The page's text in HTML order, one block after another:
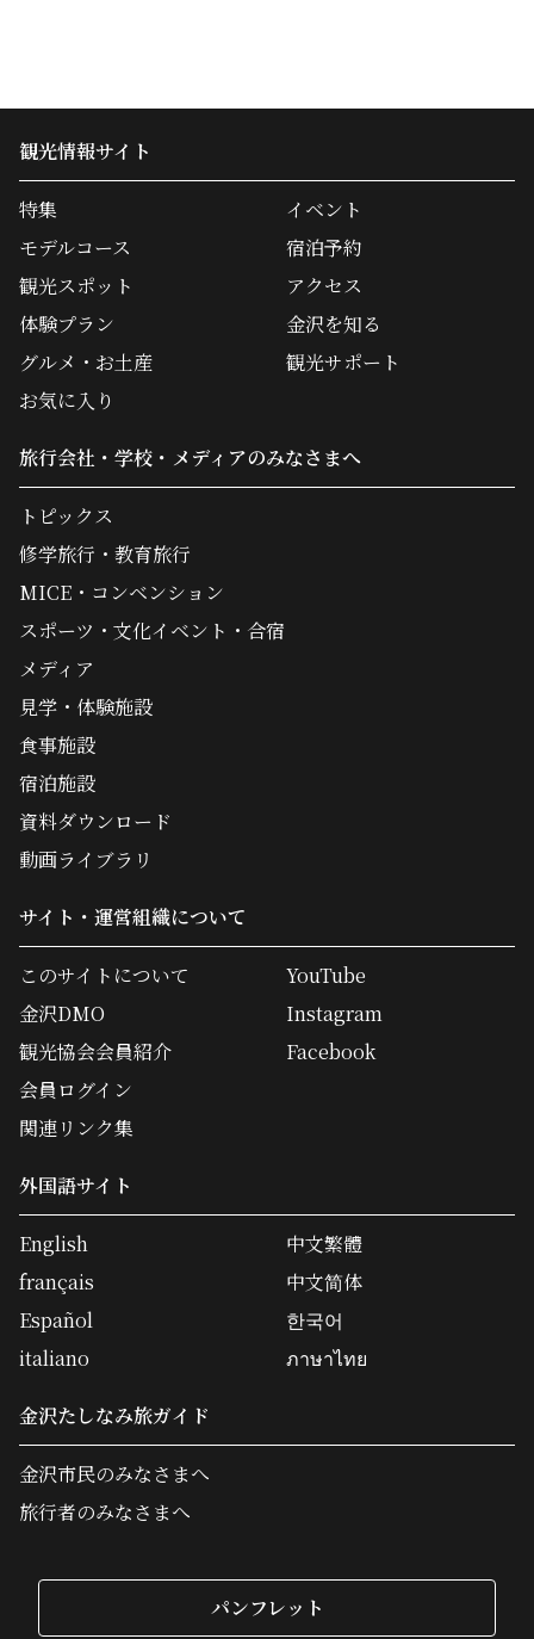
観光情報サイト
特集
モデルコース
観光スポット
体験プラン
グルメ・お土産
イベント
宿泊予約
アクセス
金沢を知る
観光サポート
お気に入り
旅行会社・学校・メディアのみなさまへ
トピックス
修学旅行・教育旅行
MICE・コンベンション
スポーツ・文化イベント・合宿
メディア
見学・体験施設
食事施設
宿泊施設
資料ダウンロード
動画ライブラリ
サイト・運営組織について
このサイトについて
金沢DMO
観光協会会員紹介
会員ログイン
関連リンク集
YouTube
Instagram
Facebook
外国語サイト
English
français
Español
italiano
中文繁體
中文简体
한국어
ภาษาไทย
金沢たしなみ旅ガイド
金沢市民のみなさまへ
旅行者のみなさまへ
パンフレット